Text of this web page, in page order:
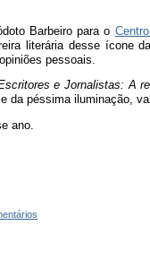
Barbeiro para o
literária desse ícone
pessoais.
e Jornalistas: A
da péssima iluminação,
ano.